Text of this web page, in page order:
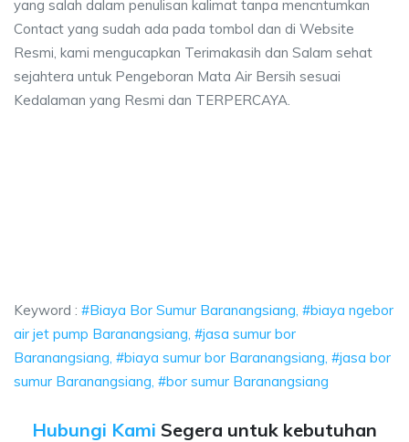
yang salah dalam penulisan kalimat tanpa mencntumkan
Contact yang sudah ada pada tombol dan di Website
Resmi, kami mengucapkan Terimakasih dan Salam sehat
sejahtera untuk Pengeboran Mata Air Bersih sesuai
Kedalaman yang Resmi dan TERPERCAYA.
Keyword : #Biaya Bor Sumur Baranangsiang, #biaya ngebor
air jet pump Baranangsiang, #jasa sumur bor
Baranangsiang, #biaya sumur bor Baranangsiang, #jasa bor
sumur Baranangsiang, #bor sumur Baranangsiang
Hubungi Kami Segera untuk kebutuhan